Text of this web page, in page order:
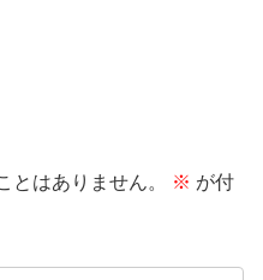
とはありません。 ※ が付